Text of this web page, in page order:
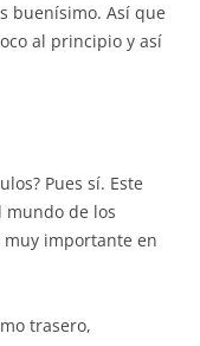
buenísimo. Así que
al principio y así
Pues sí. Este
de los
muy importante en
trasero,